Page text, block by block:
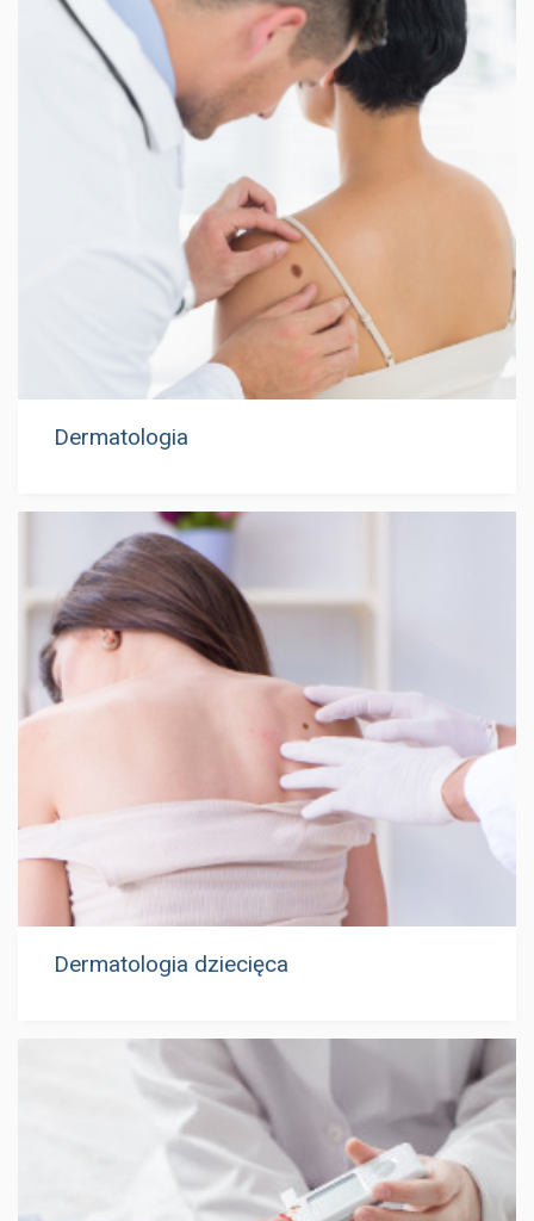
Dermatologia
Dermatologia dziecięca